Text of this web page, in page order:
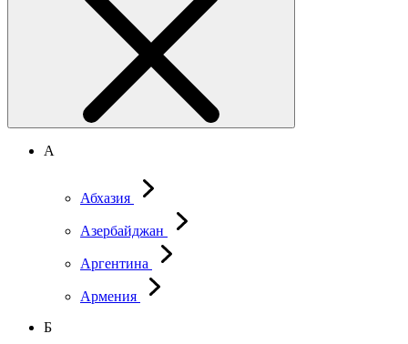
А
Абхазия
Азербайджан
Аргентина
Армения
Б